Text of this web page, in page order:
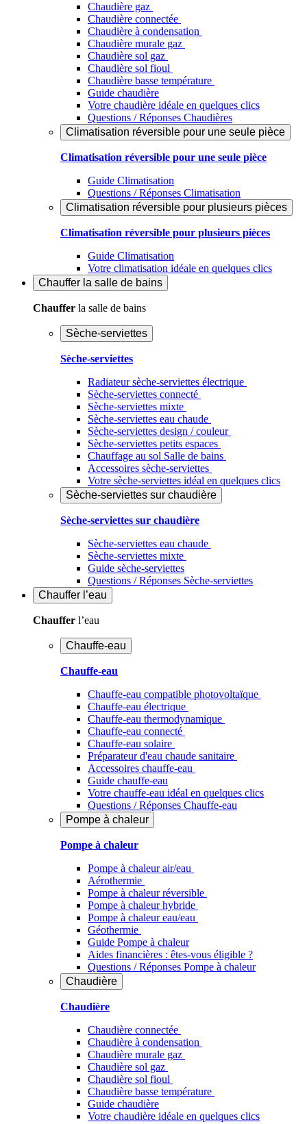
Chaudière gaz
Chaudière connectée
Chaudière à condensation
Chaudière murale gaz
Chaudière sol gaz
Chaudière sol fioul
Chaudière basse température
Guide chaudière
Votre chaudière idéale en quelques clics
Questions / Réponses Chaudières
Climatisation réversible pour une seule pièce
Climatisation réversible pour une seule pièce
Guide Climatisation
Questions / Réponses Climatisation
Climatisation réversible pour plusieurs pièces
Climatisation réversible pour plusieurs pièces
Guide Climatisation
Votre climatisation idéale en quelques clics
Chauffer la salle de bains
Chauffer la salle de bains
Sèche-serviettes
Sèche-serviettes
Radiateur sèche-serviettes électrique
Sèche-serviettes connecté
Sèche-serviettes mixte
Sèche-serviettes eau chaude
Sèche-serviettes design / couleur
Sèche-serviettes petits espaces
Chauffage au sol Salle de bains
Accessoires sèche-serviettes
Votre sèche-serviettes idéal en quelques clics
Sèche-serviettes sur chaudière
Sèche-serviettes sur chaudière
Sèche-serviettes eau chaude
Sèche-serviettes mixte
Guide sèche-serviettes
Questions / Réponses Sèche-serviettes
Chauffer l’eau
Chauffer l’eau
Chauffe-eau
Chauffe-eau
Chauffe-eau compatible photovoltaïque
Chauffe-eau électrique
Chauffe-eau thermodynamique
Chauffe-eau connecté
Chauffe-eau solaire
Préparateur d'eau chaude sanitaire
Accessoires chauffe-eau
Guide chauffe-eau
Votre chauffe-eau idéal en quelques clics
Questions / Réponses Chauffe-eau
Pompe à chaleur
Pompe à chaleur
Pompe à chaleur air/eau
Aérothermie
Pompe à chaleur réversible
Pompe à chaleur hybride
Pompe à chaleur​ eau/eau
Géothermie
Guide Pompe à chaleur
Aides financières : êtes-vous éligible ?
Questions / Réponses Pompe à chaleur
Chaudière
Chaudière
Chaudière connectée
Chaudière à condensation
Chaudière murale gaz
Chaudière sol gaz
Chaudière sol fioul
Chaudière basse température
Guide chaudière
Votre chaudière idéale en quelques clics